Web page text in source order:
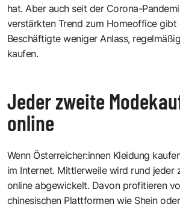
hat. Aber auch seit der Corona-
verstärkten Trend zum Homeoffice gibt
Beschäftigte weniger Anlass,
kaufen.
Jeder zweite
online
Wenn Österreicher:innen Kleidung
im Internet. Mittlerweile wird rund jeder
online abgewickelt. Davon profitieren
chinesischen Plattformen wie Shein